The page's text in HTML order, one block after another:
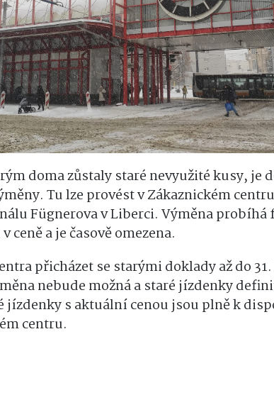
doma zůstaly staré nevyužité kusy, je
Tu lze provést v Zákaznickém
Fügnerova v Liberci. Výměna probíhá
ceně a je časově omezena.
přicházet se starými doklady až do
nebude možná a staré jízdenky
jízdenky s aktuální cenou jsou plně k
centru.